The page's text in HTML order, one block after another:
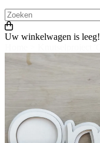
Uw winkelwagen is leeg!